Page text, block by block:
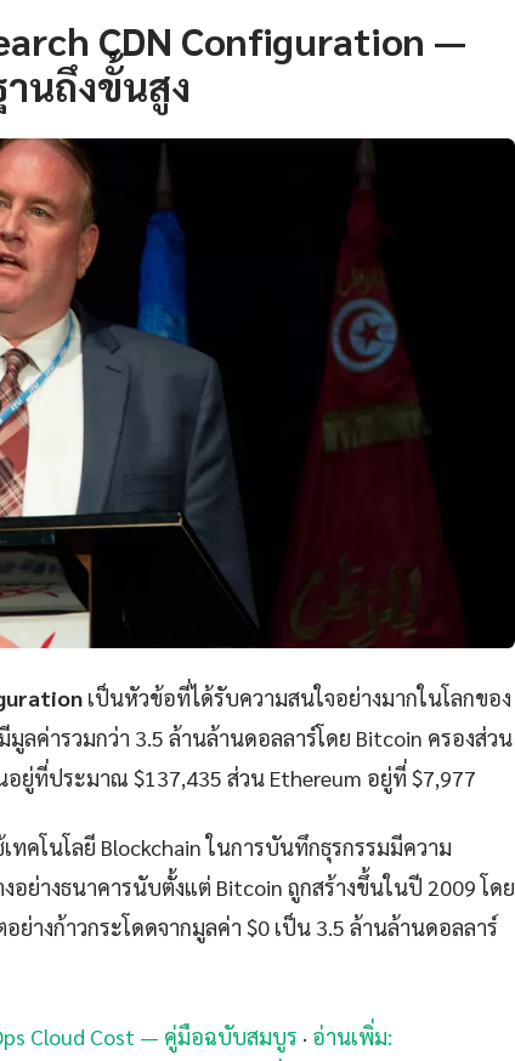
CDN Configuration —
นถึงขั้นสูง
เป็นหัวข้อที่ได้รับความสนใจอย่างมากในโลกของ
ลค่ารวมกว่า 3.5 ล้านล้านดอลลาร์โดย Bitcoin ครองส่วน
ยู่ที่ประมาณ $137,435 ส่วน Ethereum อยู่ที่ $7,977
ทคโนโลยี Blockchain ในการบันทึกธุรกรรมมีความ
อย่างธนาคารนับตั้งแต่ Bitcoin ถูกสร้างขึ้นในปี 2009 โดย
ย่างก้าวกระโดดจากมูลค่า $0 เป็น 3.5 ล้านล้านดอลลาร์
Cloud Cost — คู่มือฉบับสมบูร · อ่านเพิ่ม: